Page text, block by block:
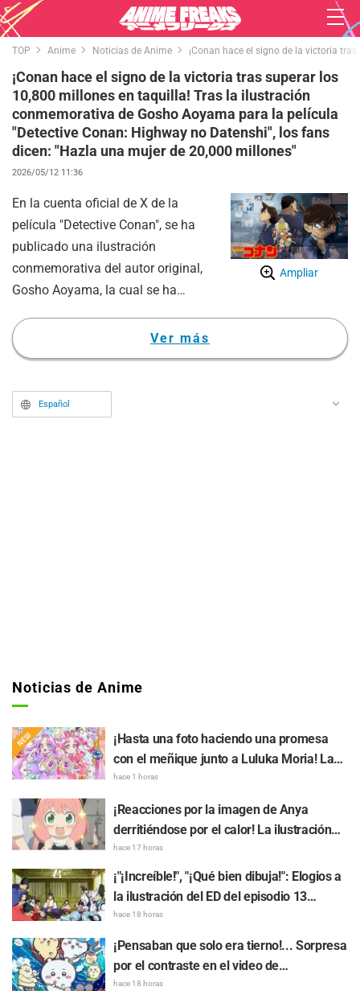
TOP Anime Noticias de Anime ¡Conan hace el signo de la victoria
¡Conan hace el signo de la victoria tras superar los
10,800 millones en taquilla! Tras la ilustración
conmemorativa de Gosho Aoyama para la película
"Detective Conan: Highway no Datenshi", los fans
dicen: "Hazla una mujer de 20,000 millones"
2026/05/12 11:36
Ampliar
En la cuenta oficial de X de la
película "Detective Conan", se ha
publicado una ilustración
conmemorativa del autor original,
Gosho Aoyama, la cual se ha
conversación entre los fans.Ver más
Español
Noticias de Anime
¡Hasta una foto haciendo una promesa
con el meñique junto a Luluka Moria! La
publicación de Nao Tōyama, la actriz de
al Dream Stage genera repercusión con
comentarios como "¡Es una doble Arcana!"
hace 1 horas
¡Reacciones por la imagen de Anya
derritiéndose por el calor! La ilustración
promocional de "SPY x FAMILY" provoca
comentarios como: "Anya se está
derritiendo"
hace 17 horas
¡"¡Increíble!", "¡Qué bien dibuja!": Elogios a
la ilustración del ED del episodio 13
realizada por Asaki Yuikawa, actriz de voz
del protagonista de "The Elusive Samurai"
hace 18 horas
¡Pensaban que solo era tierno!... Sorpresa
por el contraste en el video de
preparación previa al estreno de la
hace 18 horas